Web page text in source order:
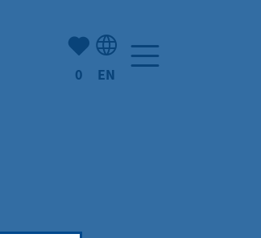
Number of bookmarked
0 EN